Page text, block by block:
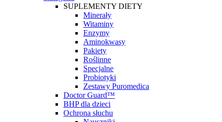
SUPLEMENTY DIETY
Minerały
Witaminy
Enzymy
Aminokwasy
Pakiety
Roślinne
Specjalne
Probiotyki
Zestawy Puromedica
Doctor Guard™
BHP dla dzieci
Ochrona słuchu